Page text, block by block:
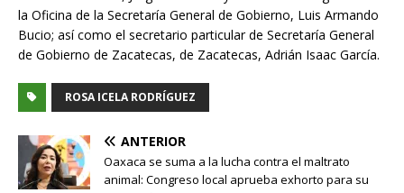
la Oficina de la Secretaría General de Gobierno, Luis Armando
Bucio; así como el secretario particular de Secretaría General
de Gobierno de Zacatecas, de Zacatecas, Adrián Isaac García.
ROSA ICELA RODRÍGUEZ
ANTERIOR
Oaxaca se suma a la lucha contra el maltrato
animal: Congreso local aprueba exhorto para su